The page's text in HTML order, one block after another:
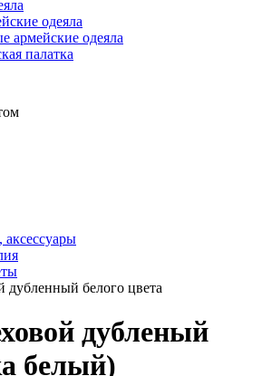
одеяла
армейские одеяла
палатка
дубленный белого цвета
дубленый
белый)